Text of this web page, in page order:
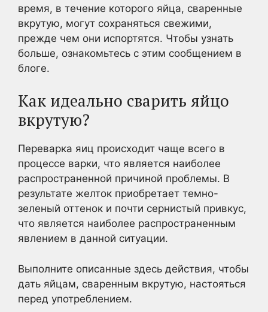
время, в течение которого яйца, сваренные
вкрутую, могут сохраняться свежими,
прежде чем они испортятся. Чтобы узнать
больше, ознакомьтесь с этим сообщением в
блоге.
Как идеально сварить яйцо
вкрутую?
Переварка яиц происходит чаще всего в
процессе варки, что является наиболее
распространенной причиной проблемы. В
результате желток приобретает темно-
зеленый оттенок и почти сернистый привкус,
что является наиболее распространенным
явлением в данной ситуации.
Выполните описанные здесь действия, чтобы
дать яйцам, сваренным вкрутую, настояться
перед употреблением.